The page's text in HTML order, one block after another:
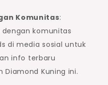
Komunitas:
dengan komunitas
di media sosial untuk
info terbaru
Diamond Kuning ini.